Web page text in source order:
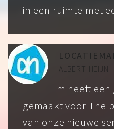
in een ruimte met
ALBERT HEIJN
Tim heeft
gemaakt voor The
van onze nieuwe